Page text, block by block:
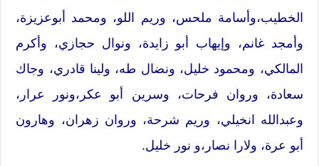
الخطيب،وأسامة ملحس، وريم اللو، ومحمد أبوعزيزة،
وأمجد غانم، وإيهاب أبو زايدة، ونوال حجازي، وأكرم
المالكي، ومحمود خليل، ونضال طه، ولينا قادري، وجاك
سعادة، وروان فرحات، وسرين أبو عكر،ونور عرار،
وعبدالله انخيلي، وريم شرحة، وروان زهران، وهارون
أبو عرة، ولارا نصار،و نور خليل.